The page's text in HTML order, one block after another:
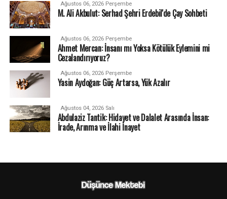
Ağustos 06, 2026 Perşembe
M. Ali Akbulut: Serhad Şehri Erdebil'de Çay Sohbeti
Ağustos 06, 2026 Perşembe
Ahmet Mercan: İnsanı mı Yoksa Kötülük Eylemini mi
Cezalandırıyoruz?
Ağustos 06, 2026 Perşembe
Yasin Aydoğan: Güç Artarsa, Yük Azalır
Ağustos 04, 2026 Salı
Abdulaziz Tantik: Hidayet ve Dalalet Arasında İnsan:
İrade, Arınma ve İlahi İnayet